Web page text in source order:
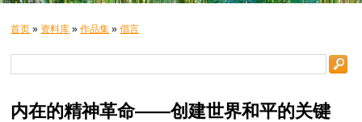
首页 » 资料库 »作品集 »倡言
内在的精神革命——创建世界和平的关键